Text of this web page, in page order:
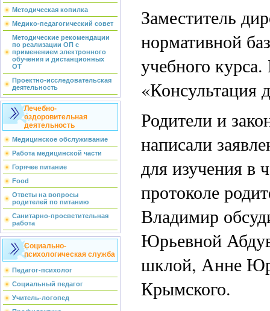
Методическая копилка
Медико-педагогический совет
Методические рекомендации
по реализации ОП с
применением электронного
обучения и дистанционных
ОТ
Проектно-исследовательская
деятельность
Лечебно-
оздоровительная
деятельность
Медицинское обслуживание
Работа медицинской части
Горячее питание
Food
Ответы на вопросы
родителей по питанию
Санитарно-просветительная
работа
Социально-
психологическая служба
Педагог-психолог
Социальный педагог
Учитель-логопед
Заместитель
нормативной
учебного
Родители и
написали
для изучения в
протоколе
Владимир
Юрьевной
шклой, Анне
Крымского.